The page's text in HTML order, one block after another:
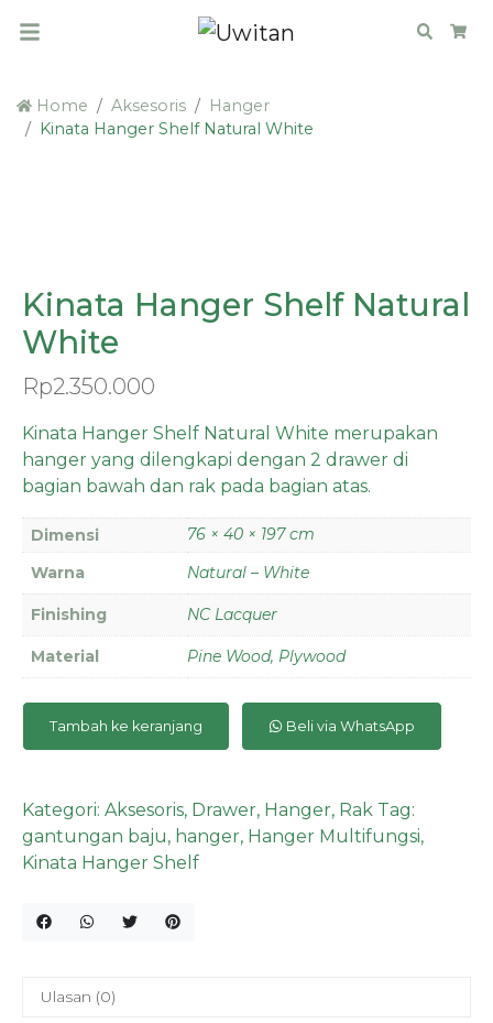
Search
Home Aksesoris
Hanger
Kinata Hanger Shelf Natural White
Kinata Hanger Shelf Natural
White
Rp2.350.000
Kinata Hanger Shelf Natural White merupakan
hanger yang dilengkapi dengan 2 drawer di
bagian bawah dan rak pada bagian atas.
Dimensi
76 × 40 × 197 cm
Warna
Natural – White
Finishing NC Lacquer
Material Pine Wood, Plywood
Tambah ke keranjang Beli via WhatsApp
Kategori: Aksesoris, Drawer, Hanger, Rak Tag:
gantungan baju, hanger, Hanger Multifungsi,
Kinata Hanger Shelf
Ulasan (0)